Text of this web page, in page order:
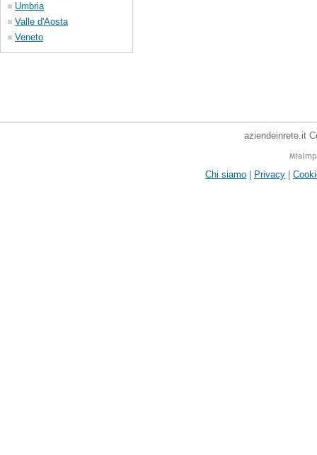
Umbria
Valle d'Aosta
Veneto
aziendeinrete.it
Chi siamo | Privacy |